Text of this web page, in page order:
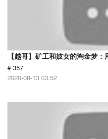
【越哥】矿工和妓女的淘金梦
# 357
2020-08-13 03:52